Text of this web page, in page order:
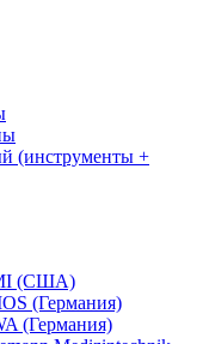
(инструменты +
(США)
(Германия)
(Германия)